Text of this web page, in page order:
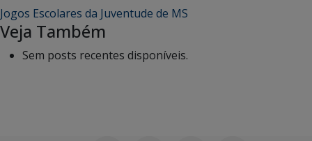
Jogos Escolares da Juventude de MS
Veja Também
Sem posts recentes disponíveis.